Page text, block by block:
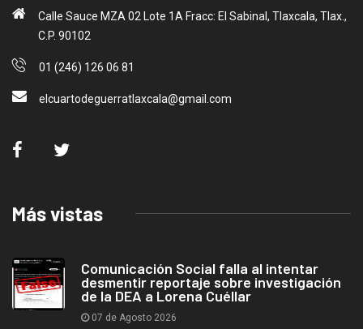
Calle Sauce MZA 02 Lote 1A Fracc: El Sabinal, Tlaxcala, Tlax.,
C.P. 90102
01 (246) 126 06 81
elcuartodeguerratlaxcala@gmail.com
Más vistas
Comunicación Social falla al intentar
desmentir reportaje sobre investigación
de la DEA a Lorena Cuéllar
07 de Agosto 2026